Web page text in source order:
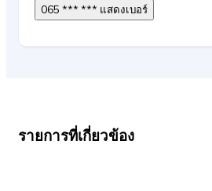
065 *** *** แสดงเบอร์
รายการที่เกี่ยวข้อง